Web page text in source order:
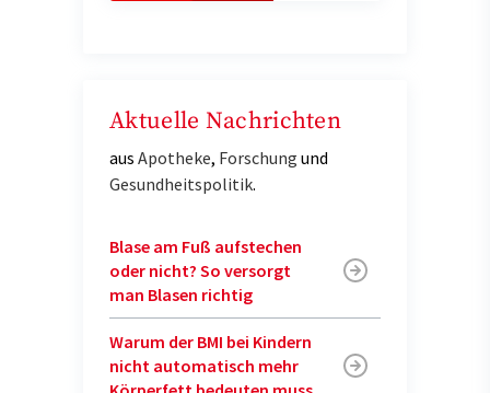
Aktuelle Nachrichten
aus Apotheke, Forschung und
Gesundheitspolitik.
Blase am Fuß aufstechen
oder nicht? So versorgt
man Blasen richtig
Warum der BMI bei Kindern
nicht automatisch mehr